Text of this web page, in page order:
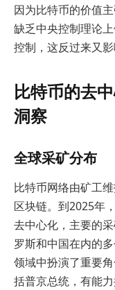
因为比特币的价值
缺乏中央控制理论
控制，这反过来又
比特币的去
洞察
全球采矿分布
比特币网络由矿工
区块链。到2025年
去中心化，主要的
罗斯和中国在内的
领域中扮演了重要
括普京总统，有能力